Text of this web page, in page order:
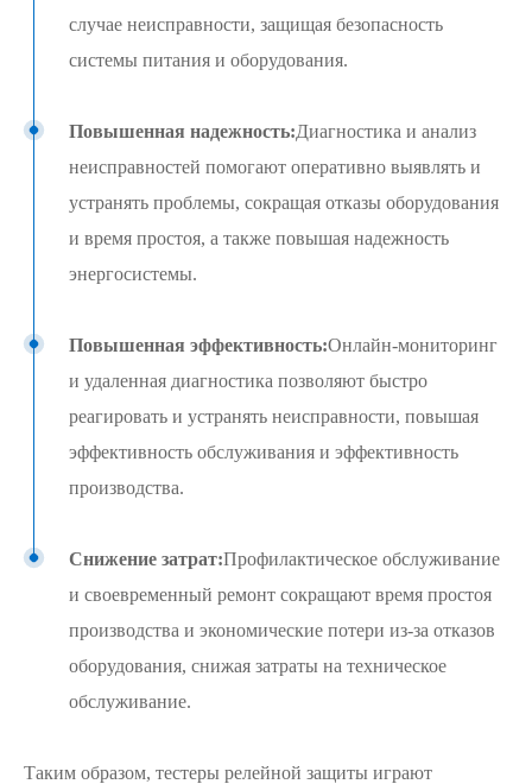
случае неисправности, защищая безопасность
системы питания и оборудования.
Повышенная надежность:Диагностика и анализ
неисправностей помогают оперативно выявлять и
устранять проблемы, сокращая отказы оборудования
и время простоя, а также повышая надежность
энергосистемы.
Повышенная эффективность:Онлайн-мониторинг
и удаленная диагностика позволяют быстро
реагировать и устранять неисправности, повышая
эффективность обслуживания и эффективность
производства.
Снижение затрат:Профилактическое обслуживание
и своевременный ремонт сокращают время простоя
производства и экономические потери из-за отказов
оборудования, снижая затраты на техническое
обслуживание.
Таким образом, тестеры релейной защиты играют